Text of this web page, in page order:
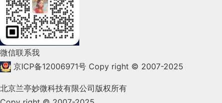
2022年1月(99)
2021年12月(105)
微信联系我
京ICP备12006971号 Copy right © 2007-2025
北京兰亭妙微科技有限公司版权所有